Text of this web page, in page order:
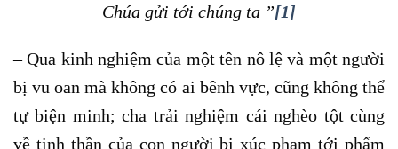
Chúa gửi tới chúng ta ”[1]
– Qua kinh nghiệm của một tên nô lệ và một người
bị vu oan mà không có ai bênh vực, cũng không thể
tự biện minh; cha trải nghiệm cái nghèo tột cùng
về tinh thần của con người bị xúc phạm tới phẩm